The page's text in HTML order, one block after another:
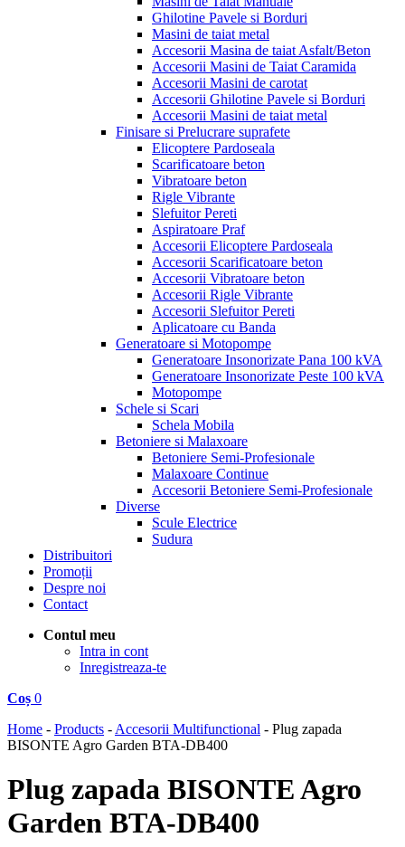
Ghilotine Pavele si Borduri
Masini de taiat metal
Accesorii Masina de taiat Asfalt/Beton
Accesorii Masini de Taiat Caramida
Accesorii Masini de carotat
Accesorii Ghilotine Pavele si Borduri
Accesorii Masini de taiat metal
Finisare si Prelucrare suprafete
Elicoptere Pardoseala
Scarificatoare beton
Vibratoare beton
Rigle Vibrante
Slefuitor Pereti
Aspiratoare Praf
Accesorii Elicoptere Pardoseala
Accesorii Scarificatoare beton
Accesorii Vibratoare beton
Accesorii Rigle Vibrante
Accesorii Slefuitor Pereti
Aplicatoare cu Banda
Generatoare si Motopompe
Generatoare Insonorizate Pana 100 kVA
Generatoare Insonorizate Peste 100 kVA
Motopompe
Schele si Scari
Schela Mobila
Betoniere si Malaxoare
Betoniere Semi-Profesionale
Malaxoare Continue
Accesorii Betoniere Semi-Profesionale
Diverse
Scule Electrice
Sudura
Distribuitori
Promoții
Despre noi
Contact
Contul meu
Intra in cont
Inregistreaza-te
Coș 0
Home - Products - Accesorii Multifunctional - Plug zapada
BISONTE Agro Garden BTA-DB400
Plug zapada BISONTE Agro
Garden BTA-DB400